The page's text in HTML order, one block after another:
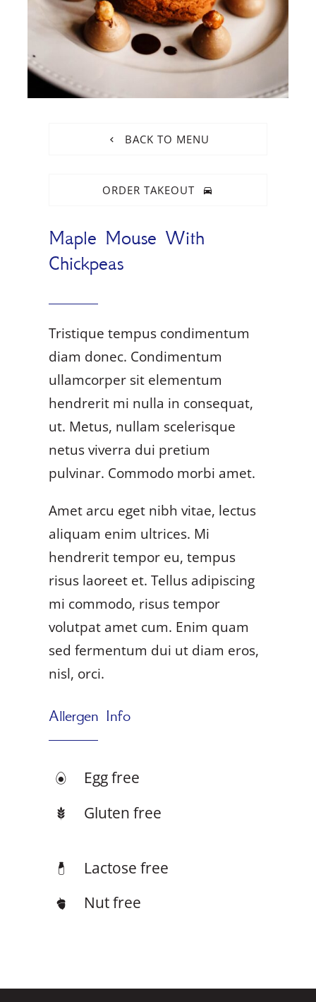
BACK TO MENU
ORDER TAKEOUT
Maple Mouse With
Chickpeas
Tristique tempus condimentum
diam donec. Condimentum
ullamcorper sit elementum
hendrerit mi nulla in consequat,
ut. Metus, nullam scelerisque
netus viverra dui pretium
pulvinar. Commodo morbi amet.
Amet arcu eget nibh vitae, lectus
aliquam enim ultrices. Mi
hendrerit tempor eu, tempus
risus laoreet et. Tellus adipiscing
mi commodo, risus tempor
volutpat amet cum. Enim quam
sed fermentum dui ut diam eros,
nisl, orci.
Allergen Info
Egg free
Gluten free
Lactose free
Nut free